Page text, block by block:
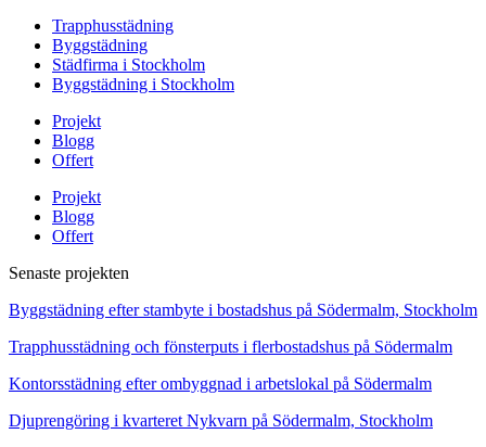
Trapphusstädning
Byggstädning
Städfirma i Stockholm
Byggstädning i Stockholm
Projekt
Blogg
Offert
Projekt
Blogg
Offert
Senaste projekten
Byggstädning efter stambyte i bostadshus på Södermalm, Stockholm
Trapphusstädning och fönsterputs i flerbostadshus på Södermalm
Kontorsstädning efter ombyggnad i arbetslokal på Södermalm
Djuprengöring i kvarteret Nykvarn på Södermalm, Stockholm